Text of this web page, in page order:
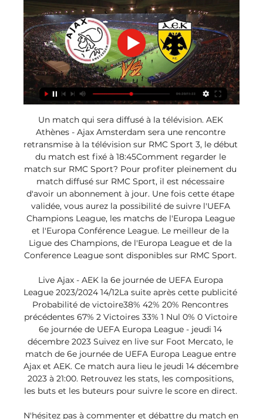
Un match qui sera diffusé à la télévision. AEK
Athènes - Ajax Amsterdam sera une rencontre
retransmise à la télévision sur RMC Sport 3, le début
du match est fixé à 18:45Comment regarder le
match sur RMC Sport? Pour profiter pleinement du
match diffusé sur RMC Sport, il est nécessaire
d'avoir un abonnement à jour. Une fois cette étape
validée, vous aurez la possibilité de suivre l'UEFA
Champions League, les matchs de l'Europa League
et l'Europa Conférence League. Le meilleur de la
Ligue des Champions, de l'Europa League et de la
Conference League sont disponibles sur RMC Sport.
Live Ajax - AEK la 6e journée de UEFA Europa
League 2023/2024 14/12La suite après cette publicité
Probabilité de victoire38% 42% 20% Rencontres
précédentes 67% 2 Victoires 33% 1 Nul 0% 0 Victoire
6e journée de UEFA Europa League - jeudi 14
décembre 2023 Suivez en live sur Foot Mercato, le
match de 6e journée de UEFA Europa League entre
Ajax et AEK. Ce match aura lieu le jeudi 14 décembre
2023 à 21:00. Retrouvez les stats, les compositions,
les buts et les buteurs pour suivre le score en direct.
N'hésitez pas à commenter et débattre du match en